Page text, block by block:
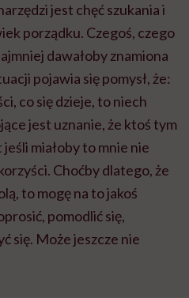
jest chęć szukania i
porządku. Czegoś, czego
dawałoby znamiona
pojawia się pomysł, że:
co się dzieje, to niech
jest uznanie, że ktoś tym
miałoby to mnie nie
Choćby dlatego, że
to mogę na to jakoś
pomodlić się,
się. Może jeszcze nie